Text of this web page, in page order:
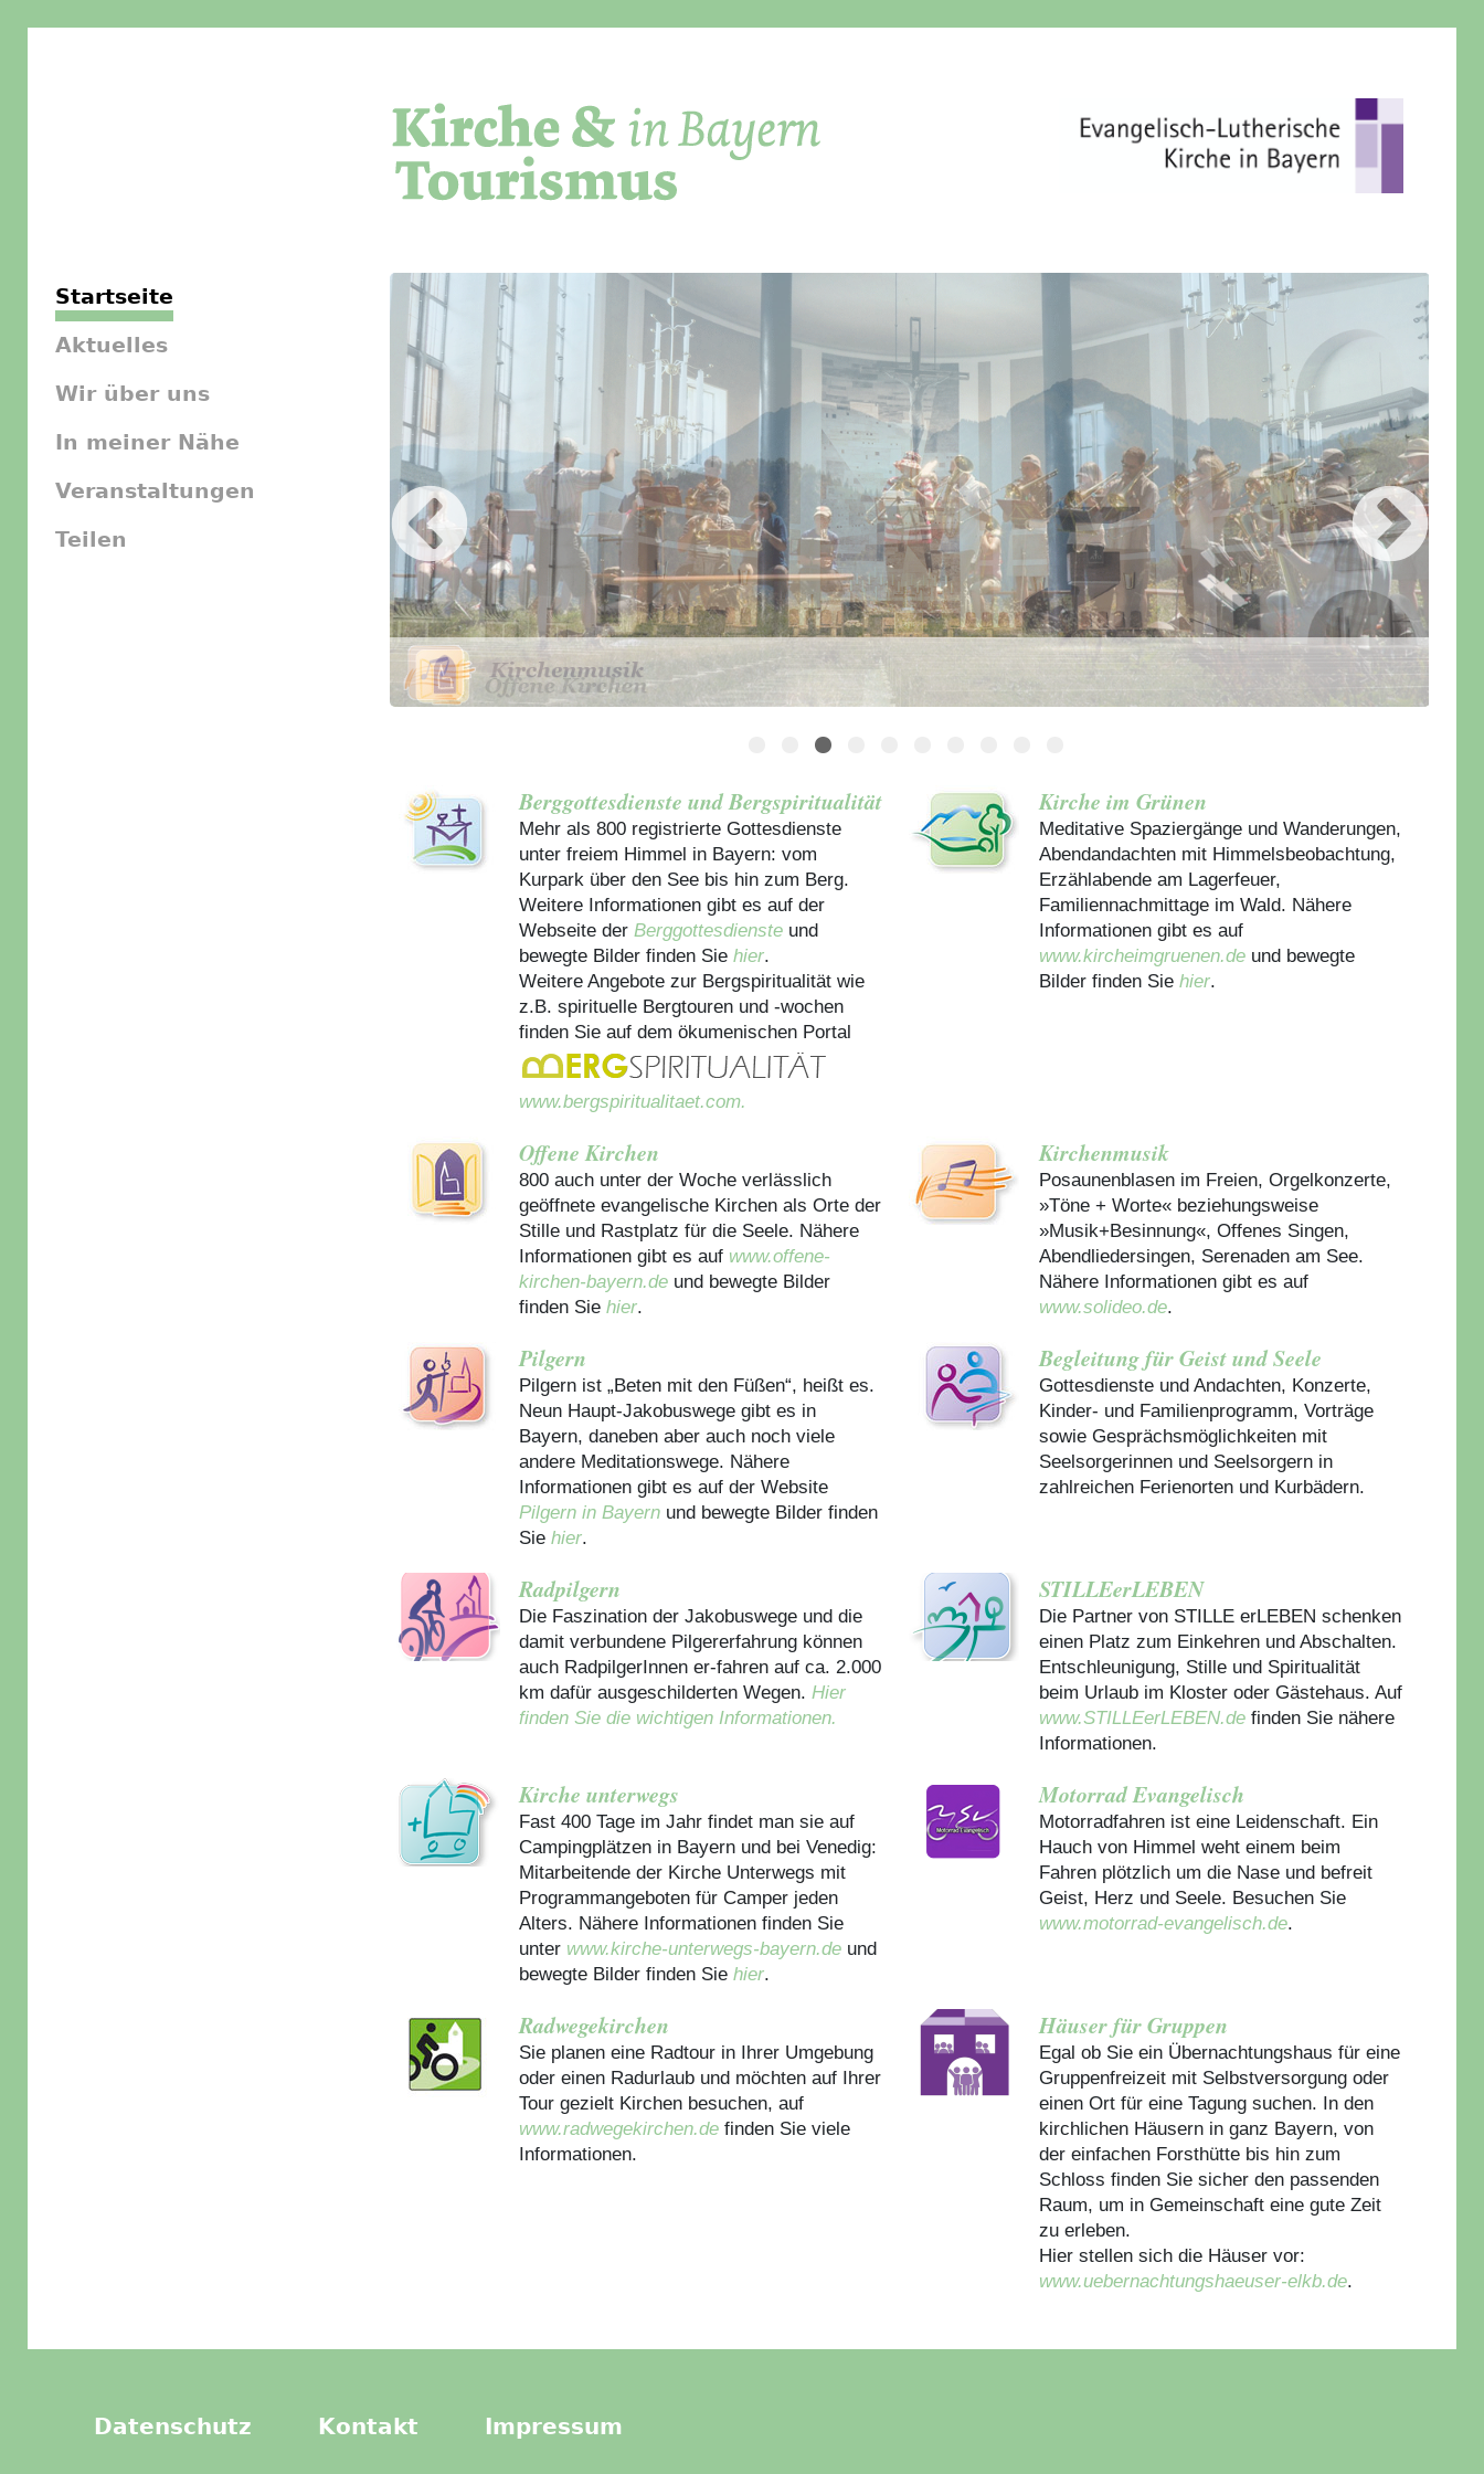
Startseite
Aktuelles
Wir über uns
In meiner Nähe
Veranstaltungen
Teilen
Slider Icon
Bild
Häuser für Gruppen
Berggottesdienste und Bergspiritualität
Mehr als 800 registrierte Gottesdienste
unter freiem Himmel in Bayern: vom
Kurpark über den See bis hin zum Berg.
Weitere Informationen gibt es auf der
Webseite der Berggottesdienste und
bewegte Bilder finden Sie hier.
Weitere Angebote zur Bergspiritualität wie
z.B. spirituelle Bergtouren und -wochen
finden Sie auf dem ökumenischen Portal
www.bergspiritualitaet.com.
Kirche im Grünen
Meditative Spaziergänge und Wanderungen,
Abendandachten mit Himmelsbeobachtung,
Erzählabende am Lagerfeuer,
Familiennachmittage im Wald. Nähere
Informationen gibt es auf
www.kircheimgruenen.deund bewegte
Bilder finden Siehier.
Offene Kirchen
800 auch unter der Woche verlässlich
geöffnete evangelische Kirchen als Orte der
Stille und Rastplatz für die Seele. Nähere
Informationen gibt es auf www.offene-
kirchen-bayern.de und bewegte Bilder
finden Sie hier.
Kirchenmusik
Posaunenblasen im Freien, Orgelkonzerte,
»Töne + Worte« beziehungsweise
»Musik+Besinnung«, Offenes Singen,
Abendliedersingen, Serenaden am See.
Nähere Informationen gibt es auf
www.solideo.de.
Pilgern
Pilgern ist „Beten mit den Füßen“, heißt es.
Neun Haupt-Jakobuswege gibt es in
Bayern, daneben aber auch noch viele
andere Meditationswege. Nähere
Informationen gibt es auf der Website
Pilgern in Bayern und bewegte Bilder finden
Sie hier.
Begleitung für Geist und Seele
Gottesdienste und Andachten, Konzerte,
Kinder- und Familienprogramm, Vorträge
sowie Gesprächsmöglichkeiten mit
Seelsorgerinnen und Seelsorgern in
zahlreichen Ferienorten und Kurbädern.
Radpilgern
Die Faszination der Jakobuswege und die
damit verbundene Pilgererfahrung können
auch RadpilgerInnen er-fahren auf ca. 2.000
km dafür ausgeschilderten Wegen. Hier
finden Sie die wichtigen Informationen.
STILLEerLEBEN
Die Partner von STILLE erLEBEN schenken
einen Platz zum Einkehren und Abschalten.
Entschleunigung, Stille und Spiritualität
beim Urlaub im Kloster oder Gästehaus. Auf
www.STILLEerLEBEN.definden Sie nähere
Informationen.
Kirche unterwegs
Fast 400 Tage im Jahr findet man sie auf
Campingplätzen in Bayern und bei Venedig:
Mitarbeitende der Kirche Unterwegs mit
Programmangeboten für Camper jeden
Alters. Nähere Informationen finden Sie
unter www.kirche-unterwegs-bayern.de und
bewegte Bilder finden Sie hier.
Motorrad Evangelisch
Motorradfahren ist eine Leidenschaft. Ein
Hauch von Himmel weht einem beim
Fahren plötzlich um die Nase und befreit
Geist, Herz und Seele. Besuchen Sie
www.motorrad-evangelisch.de.
Radwegekirchen
Sie planen eine Radtour in Ihrer Umgebung
oder einen Radurlaub und möchten auf Ihrer
Tour gezielt Kirchen besuchen, auf
www.radwegekirchen.de finden Sie viele
Informationen.
Häuser für Gruppen
Egal ob Sie ein Übernachtungshaus für eine
Gruppenfreizeit mit Selbstversorgung oder
einen Ort für eine Tagung suchen. In den
kirchlichen Häusern in ganz Bayern, von
der einfachen Forsthütte bis hin zum
Schloss finden Sie sicher den passenden
Raum, um in Gemeinschaft eine gute Zeit
zu erleben.
Hier stellen sich die Häuser vor:
www.uebernachtungshaeuser-elkb.de.
Datenschutz Kontakt Impressum